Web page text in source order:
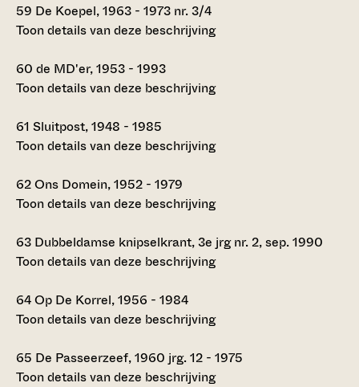
59 De Koepel, 1963 - 1973 nr. 3/4
Toon details van deze beschrijving
60 de MD'er, 1953 - 1993
Toon details van deze beschrijving
61 Sluitpost, 1948 - 1985
Toon details van deze beschrijving
62Ons Domein, 1952 - 1979
Toon details van deze beschrijving
63 Dubbeldamse knipselkrant, 3e jrg nr. 2, sep. 1990
Toon details van deze beschrijving
64Op De Korrel, 1956 - 1984
Toon details van deze beschrijving
65 De Passeerzeef, 1960 jrg. 12 - 1975
Toon details van deze beschrijving